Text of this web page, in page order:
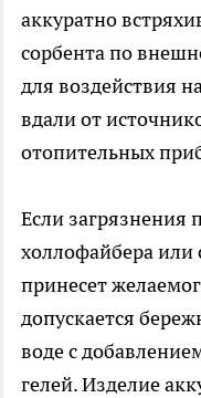
аккуратно
сорбента по
для воздействия
вдали от
отопительных
Если загрязнения
холлофайбера или
принесет
допускается
воде с
гелей. Изделие